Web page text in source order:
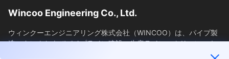
Wincoo Engineering Co., Ltd.
ウィンクーエンジニアリング株式会社（WINCOO）は、パイプ製
造、タンクおよびパイプライン建設、生産ライン、クリーンエネ
ルギープロジェクトのクライアント向けに、カスタマイズされた